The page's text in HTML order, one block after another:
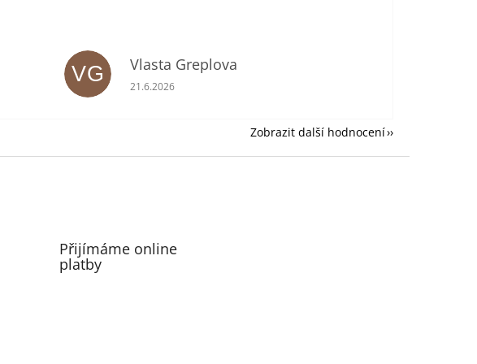
VG Vlasta Greplova
Hodnocení obchodu je 5 z 5 hvězdiček.
21.6.2026
Zobrazit další hodnocení
Přijímáme online
platby